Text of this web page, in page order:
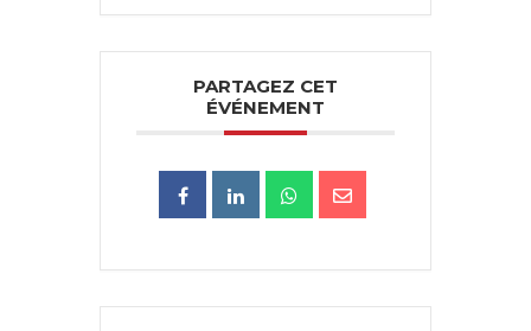
PARTAGEZ CET
ÉVÉNEMENT